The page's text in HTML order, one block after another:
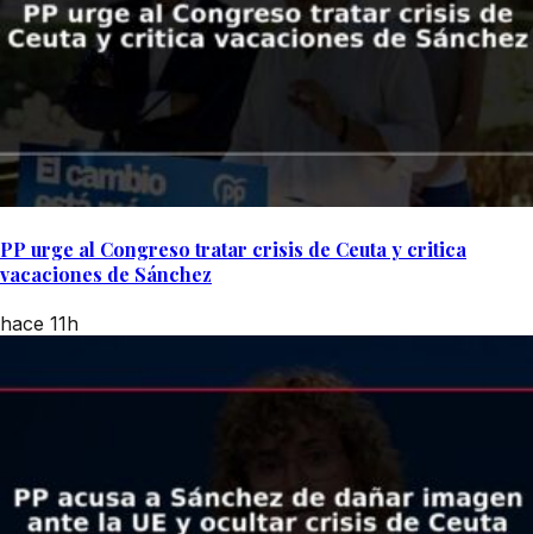
PP urge al Congreso tratar crisis de Ceuta y critica
vacaciones de Sánchez
hace 11h